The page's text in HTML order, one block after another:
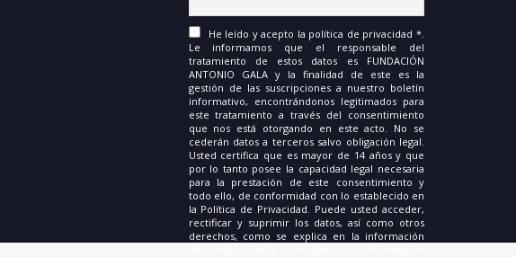
He leído y acepto la política de privacidad *.
Le informamos que el responsable del
tratamiento de estos datos es FUNDACIÓN
ANTONIO GALA y la finalidad de este es la
gestión de las suscripciones a nuestro boletín
informativo, encontrándonos legitimados para
este tratamiento a través del consentimiento
que nos está otorgando en este acto. No se
cederán datos a terceros salvo obligación legal.
Usted certifica que es mayor de 14 años y que
por lo tanto posee la capacidad legal necesaria
para la prestación de este consentimiento y
todo ello, de conformidad con lo establecido en
la Política de Privacidad. Puede usted acceder,
rectificar y suprimir los datos, así como otros
derechos, como se explica en la información